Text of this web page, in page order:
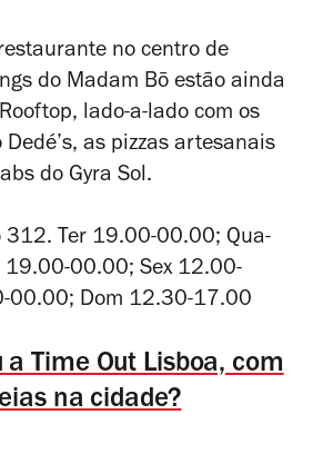
no centro de
do Madam Bō estão ainda
lado-a-lado com os
as pizzas artesanais
do Gyra Sol.
312. Ter 19.00-00.00; Qua-
00.00; Sex 12.00-
00.00; Dom 12.30-17.00
a Time Out Lisboa, com
na cidade?